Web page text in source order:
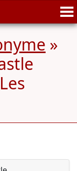
»